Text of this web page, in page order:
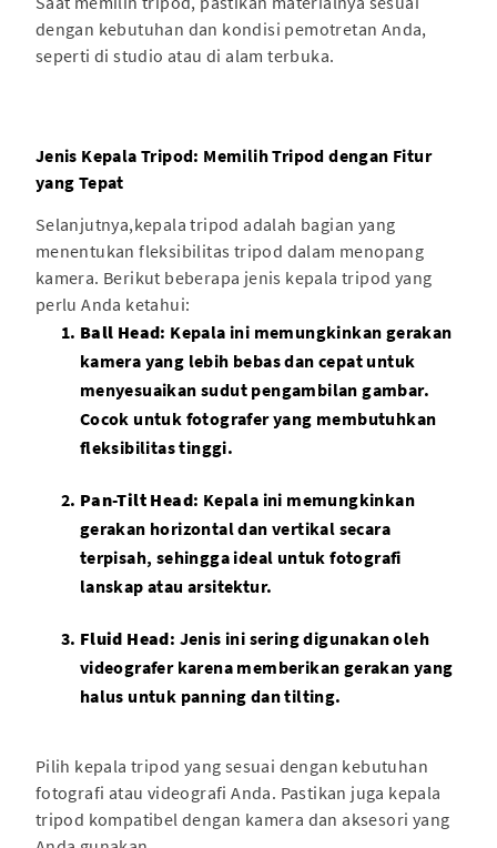
dengan kebutuhan dan kondisi pemotretan Anda,
seperti di studio atau di alam terbuka.
Jenis Kepala Tripod: Memilih Tripod dengan Fitur
yang Tepat
Selanjutnya,kepala tripod adalah bagian yang
menentukan fleksibilitas tripod dalam menopang
kamera. Berikut beberapa jenis kepala tripod yang
perlu Anda ketahui:
Ball Head: Kepala ini memungkinkan gerakan
kamera yang lebih bebas dan cepat untuk
menyesuaikan sudut pengambilan gambar.
Cocok untuk fotografer yang membutuhkan
fleksibilitas tinggi.
Pan-Tilt Head: Kepala ini memungkinkan
gerakan horizontal dan vertikal secara
terpisah, sehingga ideal untuk fotografi
lanskap atau arsitektur.
Fluid Head: Jenis ini sering digunakan oleh
videografer karena memberikan gerakan yang
halus untuk panning dan tilting.
Pilih kepala tripod yang sesuai dengan kebutuhan
fotografi atau videografi Anda. Pastikan juga kepala
tripod kompatibel dengan kamera dan aksesori yang